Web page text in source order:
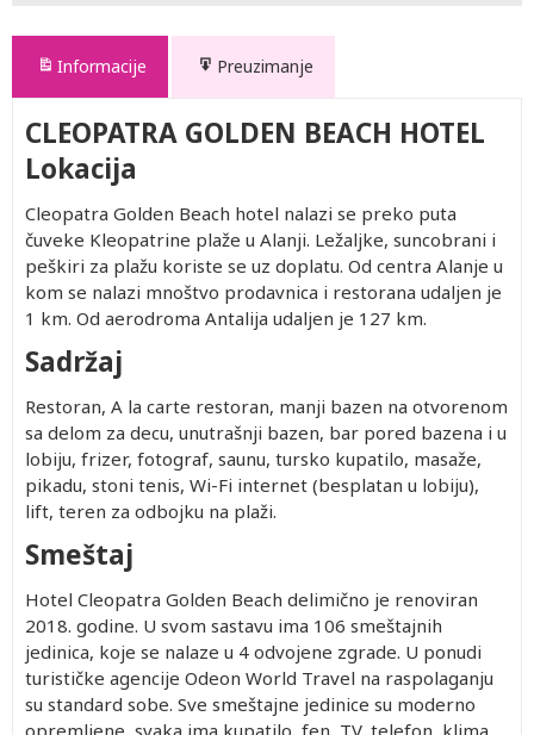
Informacije Preuzimanje
CLEOPATRA GOLDEN BEACH HOTEL
Lokacija
Cleopatra Golden Beach hotel nalazi se preko puta
čuveke Kleopatrine plaže u Alanji. Ležaljke, suncobrani i
peškiri za plažu koriste se uz doplatu. Od centra Alanje u
kom se nalazi mnoštvo prodavnica i restorana udaljen je
1 km. Od aerodroma Antalija udaljen je 127 km.
Sadržaj
Restoran, A la carte restoran, manji bazen na otvorenom
sa delom za decu, unutrašnji bazen, bar pored bazena i u
lobiju, frizer, fotograf, saunu, tursko kupatilo, masaže,
pikadu, stoni tenis, Wi-Fi internet (besplatan u lobiju),
lift, teren za odbojku na plaži.
Smeštaj
Hotel Cleopatra Golden Beach delimično je renoviran
2018. godine. U svom sastavu ima 106 smeštajnih
jedinica, koje se nalaze u 4 odvojene zgrade. U ponudi
turističke agencije Odeon World Travel na raspolaganju
su standard sobe. Sve smeštajne jedinice su moderno
opremljene, svaka ima kupatilo, fen, TV, telefon, klima